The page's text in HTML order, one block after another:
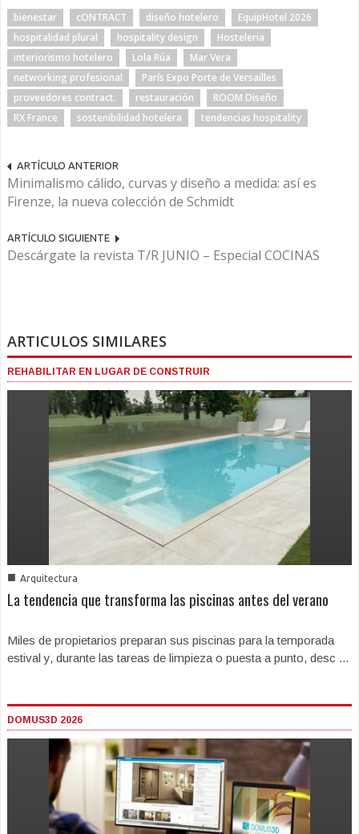
bienestar cONTRACT diseño hotelero
EquipHotel 2026
hospitalidad plural
hospitality design
Hosteleria
interiorismo hotelero
Lola Rúa
Mar Vera
networking profesional
París Expo Porte de Versailles
proveedores contract.
restauración
ROOM Diseño
RX France
sostenibilidad hotelera tendencias hospitality
ARTÍCULO ANTERIOR
Minimalismo cálido, curvas y diseño a medida: así es
Firenze, la nueva colección de Schmidt
ARTÍCULO SIGUIENTE
Descárgate la revista T/R JUNIO – Especial COCINAS
ARTICULOS SIMILARES
REHABILITAR EN LUGAR DE CONSTRUIR
■ Arquitectura
La tendencia que transforma las piscinas antes del verano
Miles de propietarios preparan sus piscinas para la temporada
estival y, durante las tareas de limpieza o puesta a punto, desc ...
DOMUS3D 2026